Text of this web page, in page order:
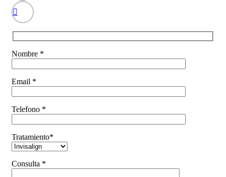
Nombre *
Email *
Telefono *
Tratamiento*
Consulta *